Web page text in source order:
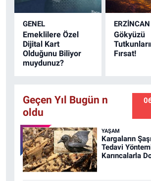
Mersin'de yapılacak
katılma hakkı kazandı.
GENEL
Emeklilere Özel
Dijital Kart
Olduğunu Biliyor
muydunuz?
ERZINCAN
Gökyüzü
Fırsat!
Geçen Yıl Bugün n
oldu
YAŞAM
Kargaların
Tedavi
Karıncalarla